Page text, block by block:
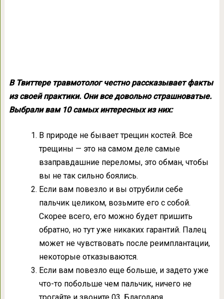
В Твиттере травмотолог честно рассказывает факты
из своей практики. Они все довольно страшноватые.
Выбрали вам 10 самых интересных из них:
В природе не бывает трещин костей. Все
трещины — это на самом деле самые
взаправдашние переломы, это обман, чтобы
вы не так сильно боялись.
Если вам повезло и вы отрубили себе
пальчик целиком, возьмите его с собой.
Скорее всего, его можно будет пришить
обратно, но тут уже никаких гарантий. Палец
может не чувствовать после реимплантации,
некоторые отказываются.
Если вам повезло еще больше, и задето уже
что-то побольше чем пальчик, ничего не